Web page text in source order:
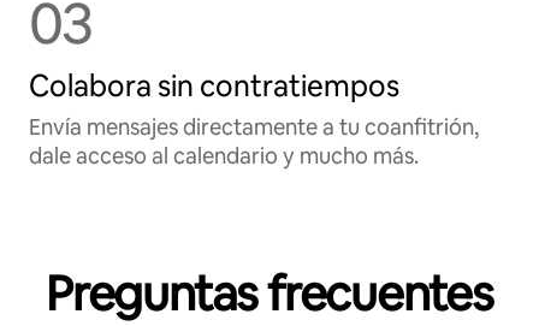
03
Colabora sin contratiempos
Envía mensajes directamente a tu coanfitrión,
dale acceso al calendario y mucho más.
Preguntas frecuentes